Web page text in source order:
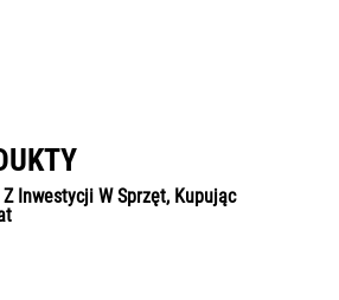
Inwestycji W Sprzęt, Kupując